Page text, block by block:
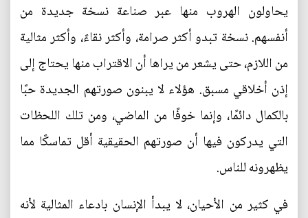
يحاولون الهروب منها عبر صناعة نسخة جديدة من
أنفسهم. نسخة تبدو أكثر صرامة، وأكثر نقاءً، وأكثر مثالية
من اللازم، حتى يشعر من يراها أن الاقتراب منها يحتاج إلى
إذن أخلاقي مسبق. هؤلاء لا يبنون صورتهم الجديدة حبًا
بالكمال دائمًا، وإنما خوفًا من الماضي، ومن تلك اللحظات
التي يدركون فيها أن صورتهم الحقيقية أقل تماسكًا مما
يظهرونه للناس.
في كثير من الأحيان، لا يبدأ الإنسان بادعاء المثالية لأنه